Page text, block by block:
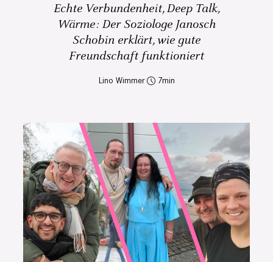
Echte Verbundenheit, Deep Talk,
Wärme: Der Soziologe Janosch
Schobin erklärt, wie gute
Freundschaft funktioniert
Lino Wimmer 7